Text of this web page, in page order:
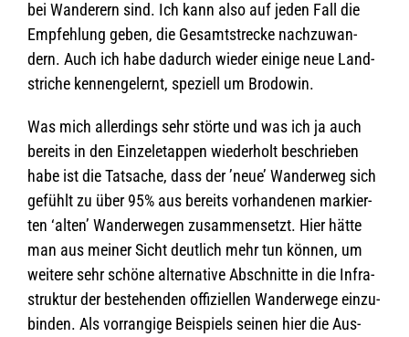
bei Wan­de­rern sind. Ich kann also auf jeden Fall die
Emp­feh­lung geben, die Gesamt­stre­cke nach­zu­wan­
dern. Auch ich habe dadurch wie­der einige neue Land­
stri­che ken­nen­ge­lernt, spe­zi­ell um Brodowin.
Was mich aller­dings sehr störte und was ich ja auch
bereits in den Ein­zel­etap­pen wie­der­holt beschrie­ben
habe ist die Tat­sa­che, dass der ’neue’ Wan­der­weg sich
gefühlt zu über 95% aus bereits vor­han­de­nen mar­kier­
ten ‘alten’ Wan­der­we­gen zusam­men­setzt. Hier hätte
man aus mei­ner Sicht deut­lich mehr tun kön­nen, um
wei­tere sehr schöne alter­na­tive Abschnitte in die Infra­
struk­tur der bestehen­den offi­zi­el­len Wan­der­wege ein­zu­
bin­den. Als vor­ran­gige Bei­spiels sei­nen hier die Aus­